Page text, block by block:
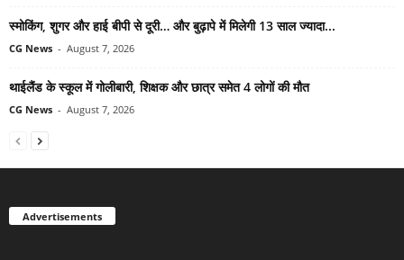
स्मोकिंग, शुगर और हाई बीपी से दूरी… और बुढ़ापे में मिलेगी 13 साल ज्यादा...
CG News - August 7, 2026
थाईलैंड के स्कूल में गोलीबारी, शिक्षक और छात्र समेत 4 लोगों की मौत
CG News - August 7, 2026
Advertisements